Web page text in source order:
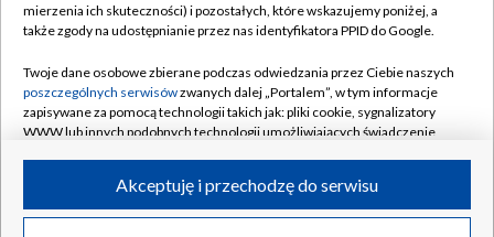
Naziemna Telewizja Cyfrowa
Rada Programowa
System NOS
Informacje o nadawcy
Program dla prasy
Pomoc
Kontakt
Kanały
©2026 Telewizja Polska S.A. w likwidacji
mierzenia ich skuteczności) i pozostałych, które wskazujemy poniżej, a
także zgody na udostępnianie przez nas identyfikatora PPID do Google.
Twoje dane osobowe zbierane podczas odwiedzania przez Ciebie naszych
poszczególnych serwisówzwanych dalej „Portalem”, w tym informacje
zapisywane za pomocą technologii takich jak: pliki cookie, sygnalizatory
WWW lub innych podobnych technologii umożliwiających świadczenie
ruchu w Internecie.Akceptuję i przechodzę do serwisu